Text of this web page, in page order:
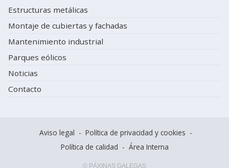
Estructuras metálicas
Montaje de cubiertas y fachadas
Mantenimiento industrial
Parques eólicos
Noticias
Contacto
Aviso legal - Política de privacidad y cookies -
Política de calidad - Área Interna
© PÁXINAS GALEGAS